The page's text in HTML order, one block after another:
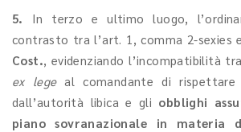
5. In terzo e ultimo luogo,
contrasto tra l’art. 1, comma 2-sexies
Cost., evidenziando l’incompatibilità
ex legeal comandante di rispettare
dall’autorità libica e gli obblighi
piano sovranazionale in materia